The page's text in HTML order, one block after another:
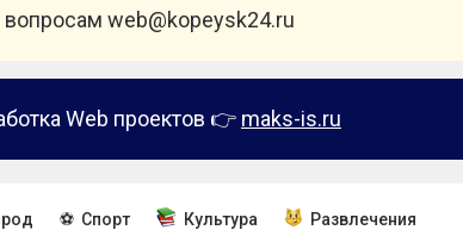
web@kopeysk24.ru
Web проектов 👉 maks-is.ru
⚽ Спорт Культура Развлечения